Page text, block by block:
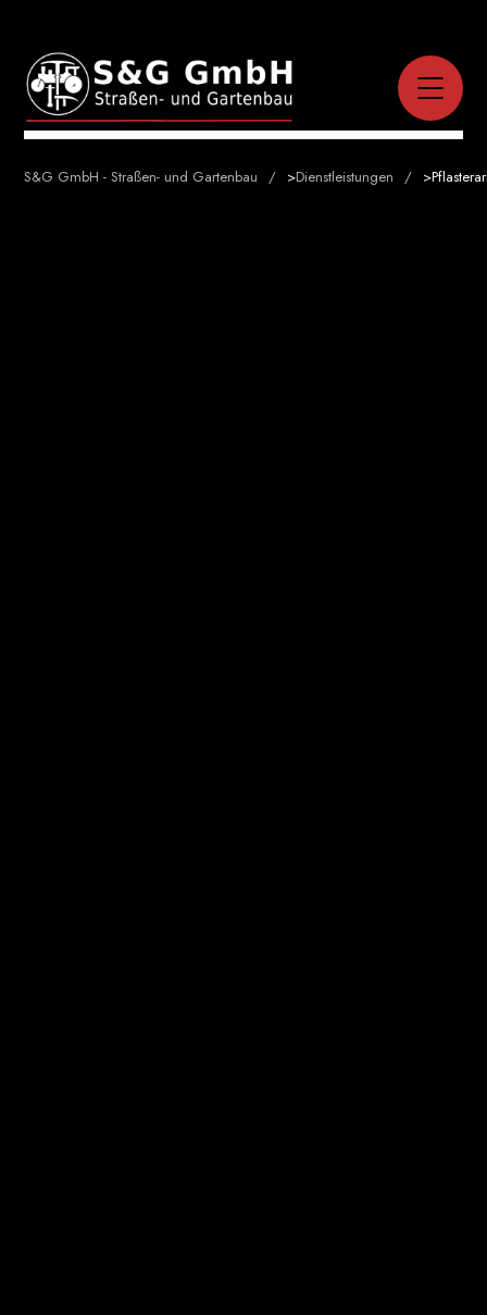
S&G GmbH - Straßen- und Gartenbau >Dienstleistungen >